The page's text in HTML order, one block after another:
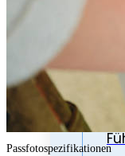
Passfotospezifikationen